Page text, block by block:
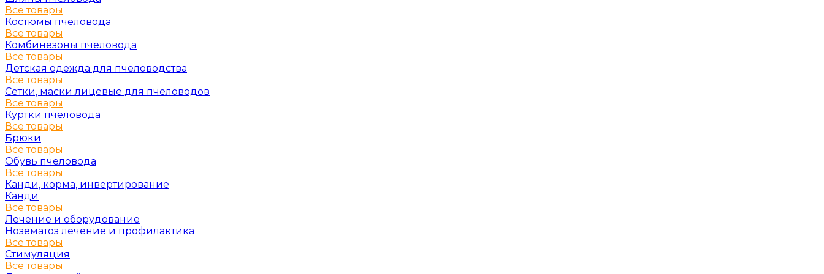
Все товары
Костюмы пчеловода
Все товары
Комбинезоны пчеловода
Все товары
Детская одежда для пчеловодства
Все товары
Сетки, маски лицевые для пчеловодов
Все товары
Куртки пчеловода
Все товары
Брюки
Все товары
Обувь пчеловода
Все товары
Канди, корма, инвертирование
Канди
Все товары
Лечение и оборудование
Нозематоз лечение и профилактика
Все товары
Стимуляция
Все товары